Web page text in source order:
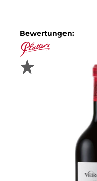
Bewertungen: